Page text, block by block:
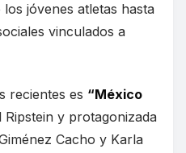
jóvenes atletas hasta
vinculados a
recientes es “México
Ripstein y protagonizada
Cacho y Karla